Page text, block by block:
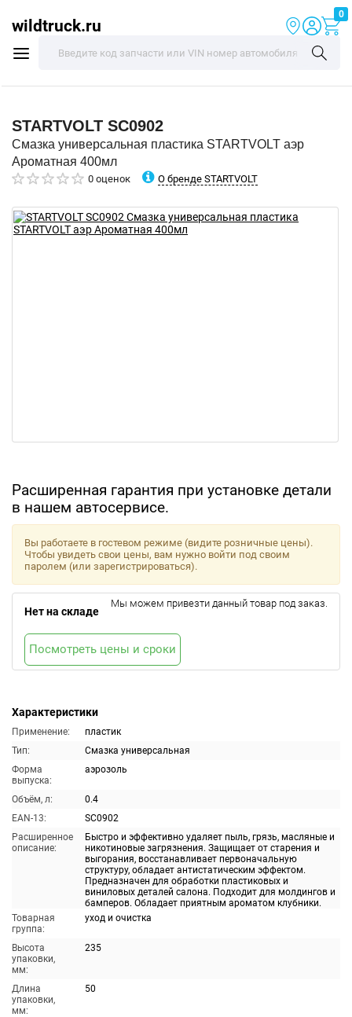
wildtruck.ru
0
STARTVOLT SC0902
Смазка универсальная пластика STARTVOLT аэр
Ароматная 400мл
0 оценок О бренде STARTVOLT
Расширенная гарантия при установке детали
в нашем автосервисе.
Характеристики
Применение:
пластик
Тип:
Смазка универсальная
Форма
выпуска:
аэрозоль
Объём, л:
0.4
EAN-13:
SC0902
Расширенное
описание:
Быстро и эффективно удаляет пыль, грязь, масляные и
никотиновые загрязнения. Защищает от старения и
выгорания, восстанавливает первоначальную
структуру, обладает антистатическим эффектом.
Предназначен для обработки пластиковых и
виниловых деталей салона. Подходит для молдингов и
бамперов. Обладает приятным ароматом клубники.
Товарная
группа:
уход и очистка
Высота
упаковки,
мм:
235
Длина
упаковки,
мм:
50
Вы работаете в гостевом режиме (видите розничные цены).
Чтобы увидеть свои цены, вам нужно войти под своим
паролем (или зарегистрироваться).
Нет на складе
Мы можем привезти данный товар под заказ.
Посмотреть цены и сроки